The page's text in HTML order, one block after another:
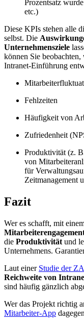
Prozentsatz
etc.)
Diese KPIs stehen alle
selbst. Die
Unternehmensziele
können Sie
Intranet-Einführung
Fehlzeiten
Häufigkeit von
Zufriedenheit
Produktivität (z.
von
für
Zeitmanagement
Fazit
Wer es schafft, mit
die Produktivität und
Unternehmens.
Laut einer Studie der
Reichweite von
sind häufig gänzlich
Wer das Projekt richtig
Mitarbeiter-App dagegen